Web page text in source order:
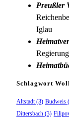
Preußler
Iglau
Schlagwort
Altstadt(3) Budweis
Dittersbach (3)